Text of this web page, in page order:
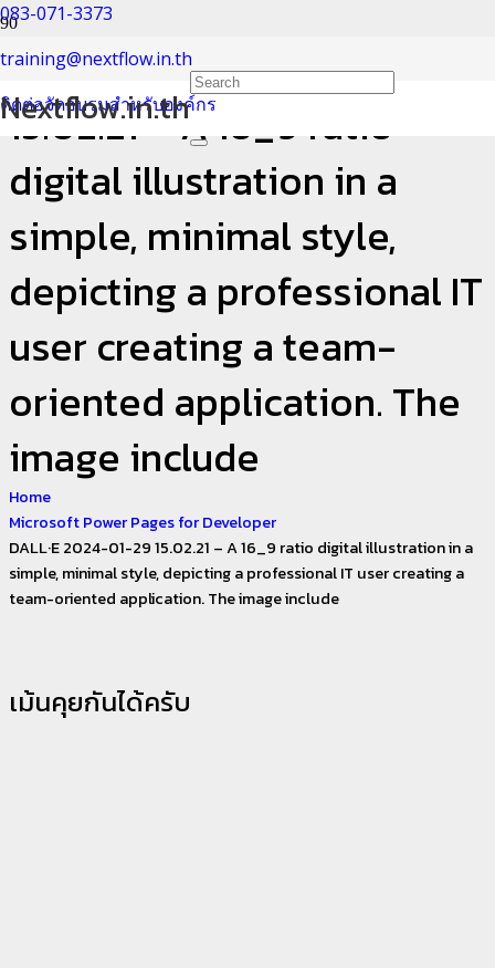
083-071-3373
training@nextflow.in.th
ติดต่อจัดอบรมสำหรับองค์กร
Nextflow.in.th
DALL·E 2024-01-29
15.02.21 – A 16_9 ratio
digital illustration in a
simple, minimal style,
depicting a professional IT
user creating a team-
oriented application. The
image include
Home
Microsoft Power Pages for Developer
DALL·E 2024-01-29 15.02.21 – A 16_9 ratio digital illustration in a
simple, minimal style, depicting a professional IT user creating a
team-oriented application. The image include
เม้นคุยกันได้ครับ